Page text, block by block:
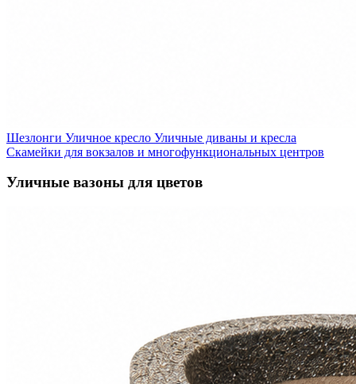
Шезлонги Уличное кресло Уличные диваны и кресла
Скамейки для вокзалов и многофункциональных центров
Уличные вазоны для цветов